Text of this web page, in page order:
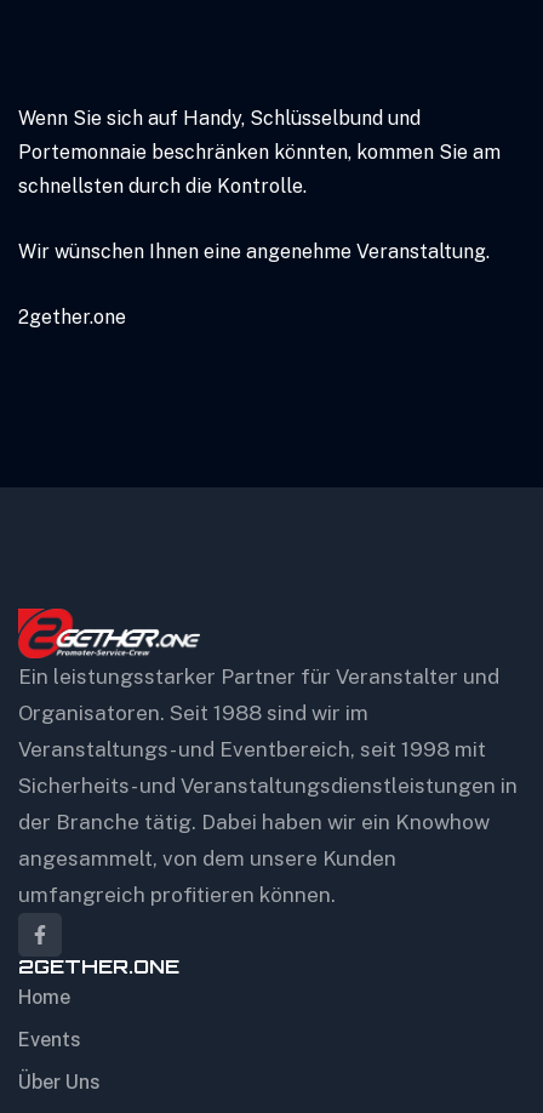
Wenn Sie sich auf Handy, Schlüsselbund und
Portemonnaie beschränken könnten, kommen Sie am
schnellsten durch die Kontrolle.
Wir wünschen Ihnen eine angenehme Veranstaltung.
2gether.one
Ein leistungsstarker Partner für Veranstalter und
Organisatoren. Seit 1988 sind wir im
Veranstaltungs- und Eventbereich, seit 1998 mit
Sicherheits- und Veranstaltungsdienstleistungen in
der Branche tätig. Dabei haben wir ein Knowhow
angesammelt, von dem unsere Kunden
umfangreich profitieren können.
2GETHER.ONE
Home
Events
Über Uns